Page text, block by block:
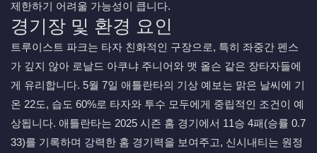
제한하기 어려울 가능성이 큽니다.
경기장 및 환경 요인
트루이스트 파크는 타자 친화적인 구장으로, 특히 좌중간 펜스
가 깊지 않아 로날드 아쿠냐 주니어와 맷 올슨 같은 장타자들에
게 유리합니다. 5월 7일 애틀란타의 기상 예보는 맑은 날씨에 기
온 22도, 습도 60%로 타자와 투수 모두에게 중립적인 조건이 예
상됩니다. 애틀란타는 2025 시즌 홈 경기에서 11승 4패(승률 0.7
33)를 기록하며 강력한 홈 경기력을 보여주고, 신시내티는 원정